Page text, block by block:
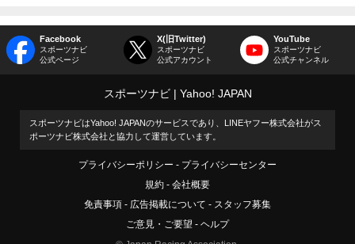
Facebook
スポーツナビ
公式ページ
X(旧Twitter)
スポーツナビ
公式アカウント
YouTube
スポーツナビ
公式チャンネル
スポーツナビ Yahoo! JAPAN
スポーツナビはYahoo! JAPANのサービスであり、LINEヤフー株式会社がス
ポーツナビ株式会社と協力して運営しています。
プライバシーポリシー
プライバシーセンター
規約
会社概要
免責事項
広告掲載について
スタッフ募集
ご意見・ご要望
ヘルプ